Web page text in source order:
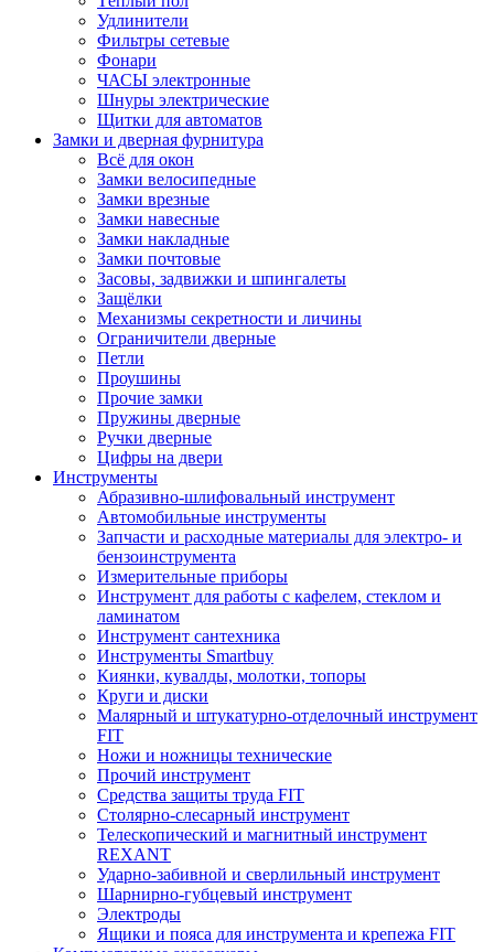
Удлинители
Фильтры сетевые
Фонари
ЧАСЫ электронные
Шнуры электрические
Щитки для автоматов
Замки и дверная фурнитура
Всё для окон
Замки велосипедные
Замки врезные
Замки навесные
Замки накладные
Замки почтовые
Засовы, задвижки и шпингалеты
Защёлки
Механизмы секретности и личины
Ограничители дверные
Петли
Проушины
Прочие замки
Пружины дверные
Ручки дверные
Цифры на двери
Инструменты
Абразивно-шлифовальный инструмент
Автомобильные инструменты
Запчасти и расходные материалы для электро- и
бензоинструмента
Измерительные приборы
Инструмент для работы с кафелем, стеклом и
ламинатом
Инструмент сантехника
Инструменты Smartbuy
Киянки, кувалды, молотки, топоры
Круги и диски
Малярный и штукатурно-отделочный инструмент
FIT
Ножи и ножницы технические
Прочий инструмент
Средства защиты труда FIT
Столярно-слесарный инструмент
Телескопический и магнитный инструмент
REXANT
Ударно-забивной и сверлильный инструмент
Шарнирно-губцевый инструмент
Электроды
Ящики и пояса для инструмента и крепежа FIT